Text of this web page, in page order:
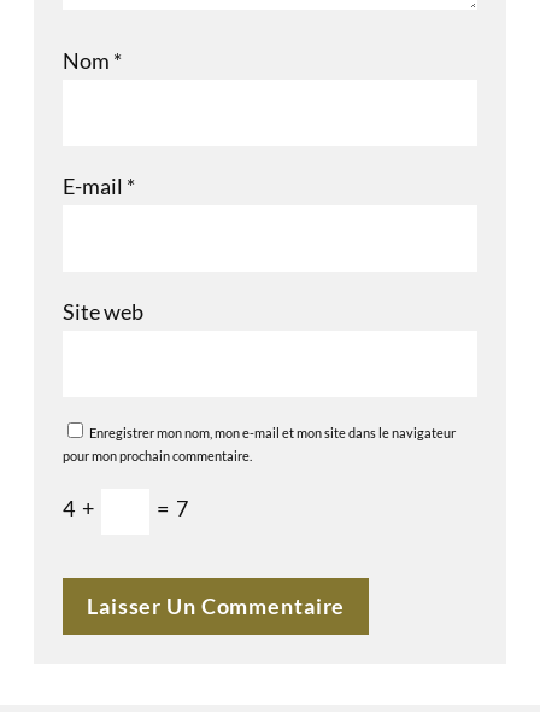
Nom *
E-mail *
Site web
Enregistrer mon nom, mon e-mail et mon site dans le navigateur
pour mon prochain commentaire.
4 + = 7